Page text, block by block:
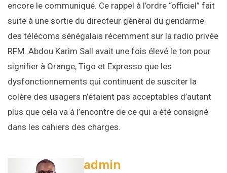
encore le communiqué. Ce rappel à l’ordre “officiel” fait
suite à une sortie du directeur général du gendarme
des télécoms sénégalais récemment sur la radio privée
RFM. Abdou Karim Sall avait une fois élevé le ton pour
signifier à Orange, Tigo et Expresso que les
dysfonctionnements qui continuent de susciter la
colère des usagers n’étaient pas acceptables d’autant
plus que cela va à l’encontre de ce qui a été consigné
dans les cahiers des charges.
admin